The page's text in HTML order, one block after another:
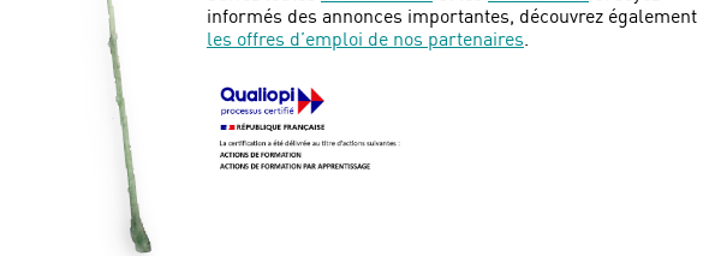
informés des annonces importantes, découvrez également
les offres d’emploi de nos partenaires